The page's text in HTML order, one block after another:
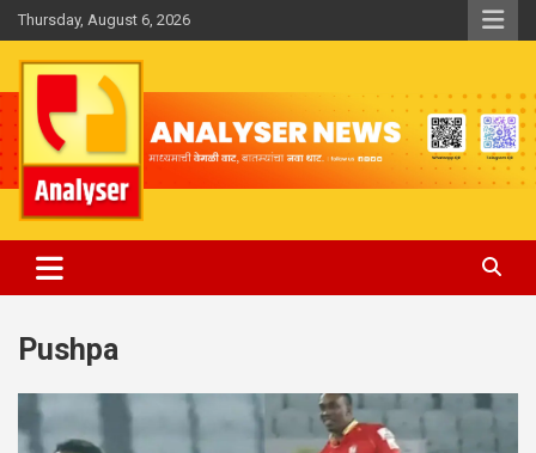
Skip
to
content
Thursday, August 6, 2026
Analyser
Pushpa